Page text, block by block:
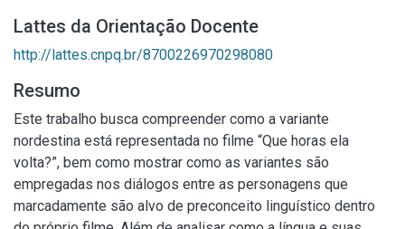
Lattes da Orientação Docente
http://lattes.cnpq.br/8700226970298080
Resumo
Este trabalho busca compreender como a variante
nordestina está representada no filme “Que horas ela
volta?”, bem como mostrar como as variantes são
empregadas nos diálogos entre as personagens que
marcadamente são alvo de preconceito linguístico dentro